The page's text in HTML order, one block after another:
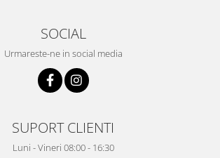
SOCIAL
Urmareste-ne in social media
SUPORT CLIENTI
Luni - Vineri 08:00 - 16:30